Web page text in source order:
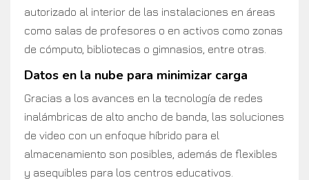
autorizado al interior de las instalaciones en áreas
como salas de profesores o en activos como zonas
de cómputo, bibliotecas o gimnasios, entre otras.
Datos en la nube para minimizar carga
Gracias a los avances en la tecnología de redes
inalámbricas de alto ancho de banda, las soluciones
de video con un enfoque híbrido para el
almacenamiento son posibles, además de flexibles
y asequibles para los centros educativos.